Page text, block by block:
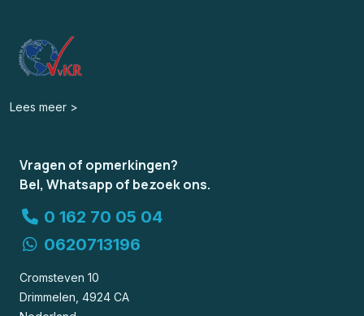
Lees meer >
Vragen of opmerkingen?
Bel, Whatsapp of bezoek ons.
0 162 70 05 04
0620713196
Cromsteven 10
Drimmelen, 4924 CA